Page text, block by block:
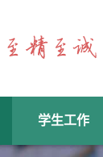
学生工作